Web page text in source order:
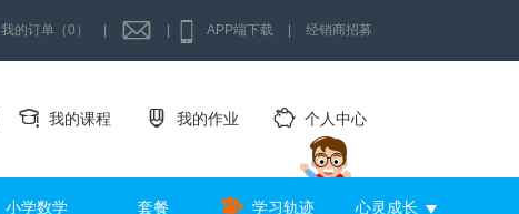
我的订单（0） APP端下载 经销商招募
我的课程 我的作业 个人中心
小学数学 套餐 学习轨迹 心灵成长